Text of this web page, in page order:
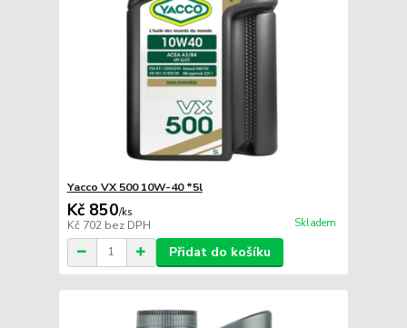
Yacco VX 500 10W-40 *5l
Kč 850/ks
Kč 702 bez DPH Skladem
Přidat do košíku